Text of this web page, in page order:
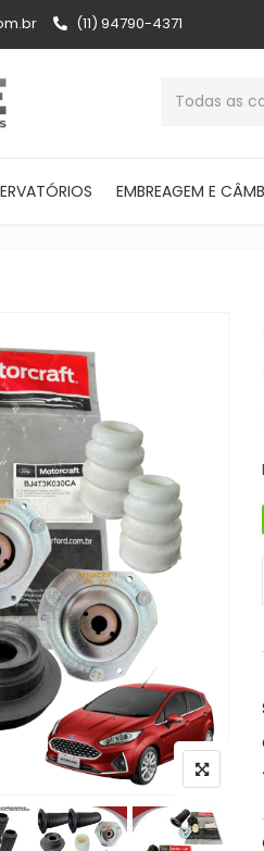
(11) 94790-4371
Todas as
EMBREAGEM E